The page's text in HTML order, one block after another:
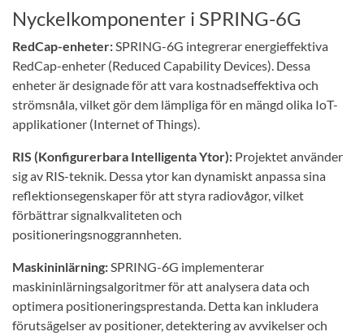
Nyckelkomponenter i SPRING-6G
RedCap-enheter:SPRING-6G integrerar energieffektiva
RedCap-enheter (Reduced Capability Devices). Dessa
enheter är designade för att vara kostnadseffektiva och
strömsnåla, vilket gör dem lämpliga för en mängd olika IoT-
applikationer (Internet of Things).
RIS (Konfigurerbara Intelligenta Ytor): Projektet använder
sig av RIS-teknik. Dessa ytor kan dynamiskt anpassa sina
reflektionsegenskaper för att styra radiovågor, vilket
förbättrar signalkvaliteten och
positioneringsnoggrannheten.
Maskininlärning:SPRING-6G implementerar
maskininlärningsalgoritmer för att analysera data och
optimera positioneringsprestanda. Detta kan inkludera
förutsägelser av positioner, detektering av avvikelser och